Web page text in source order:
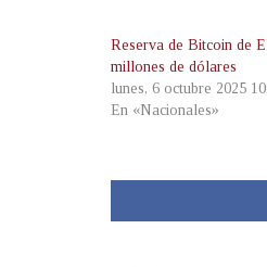
Reserva de Bitcoin de
millones de dólares
lunes, 6 octubre 2025
En «Nacionales»